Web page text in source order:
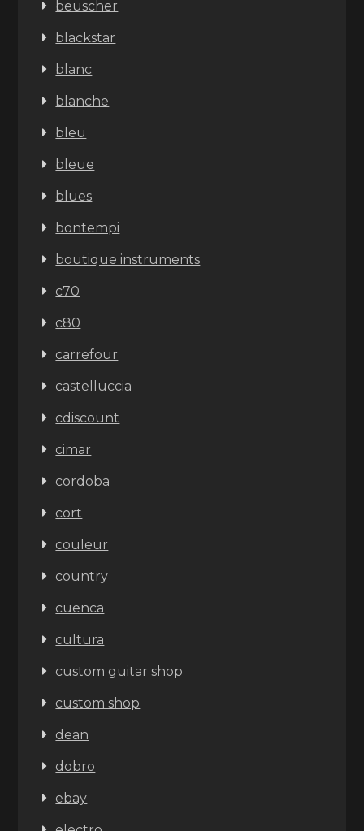
beuscher
blackstar
blanc
blanche
bleu
bleue
blues
bontempi
boutique instruments
c70
c80
carrefour
castelluccia
cdiscount
cimar
cordoba
cort
couleur
country
cuenca
cultura
custom guitar shop
custom shop
dean
dobro
ebay